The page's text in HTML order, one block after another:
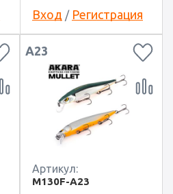
Вход / Регистрация
A23
Артикул:
M130F-A23